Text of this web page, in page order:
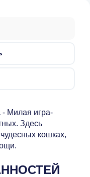
- Милая игра-
Здесь
кошках,